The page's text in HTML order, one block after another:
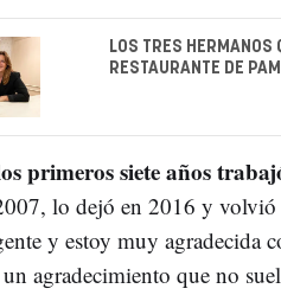
LOS TRES HERMANOS
RESTAURANTE DE
primeros siete años
lo dejó en 2016 y volvió
y estoy muy agradecida
agradecimiento que no